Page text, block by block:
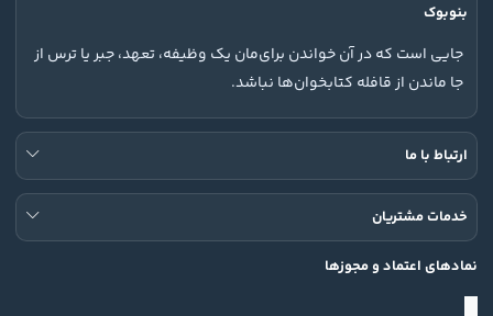
بنوبوک
جایی است که در آن خواندن برای‌مان یک وظیفه، تعهد، جبر یا ترس از
جا ماندن از قافله کتابخوان‌ها نباشد.
ارتباط با ما
خدمات مشتریان
نمادهای اعتماد و مجوزها